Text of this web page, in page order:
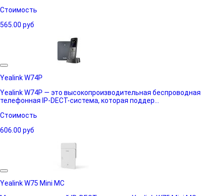
Стоимость
565.00 руб
Yealink W74P
Yealink W74P — это высокопроизводительная беспроводная
телефонная IP-DECT-система, которая поддер...
Стоимость
606.00 руб
Yealink W75 Mini MC